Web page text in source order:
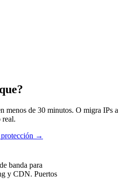
menos de 30 minutos. O migra IPs a
real.
protección →
banda para
y CDN. Puertos